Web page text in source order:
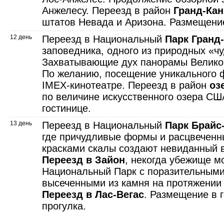
Анжелесу. Переезд в район Гранд-
штатов Невада и Аризона.
12 день Переезд в Национальный Парк
заповедника, одного из природных
Захватывающие дух панорамы
По желанию, посещение уникального
IMEX-кинотеатре. Переезд в район
по величине искусственного озера
гостинице.
13 день Переезд в Национальный Парк
где причудливые формы и
красками скалы создают
Переезд в Зайон, некогда убежище
Национальный Парк с
высеченными из камня на
Переезд в Лас-Вегас. Размещение в
прогулка.